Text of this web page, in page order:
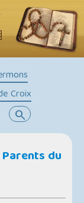
Croix
search
du